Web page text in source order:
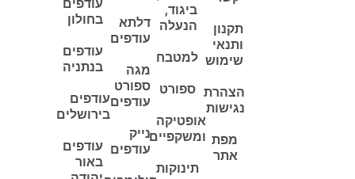
תקנון
ותנאי
שימוש
הצהרת
נגישות
מפת
אתר
ביגוד,
הנעלה
למטבח
ספורט
אופטיקה
ומשקפיים
תינוקות
דלתא
עודפים
מגה
ספורט
עודפים
נייק
עודפים
עודפים
בחולון
עודפים
בנתניה
עודפים
בירושלים
עודפים
באור